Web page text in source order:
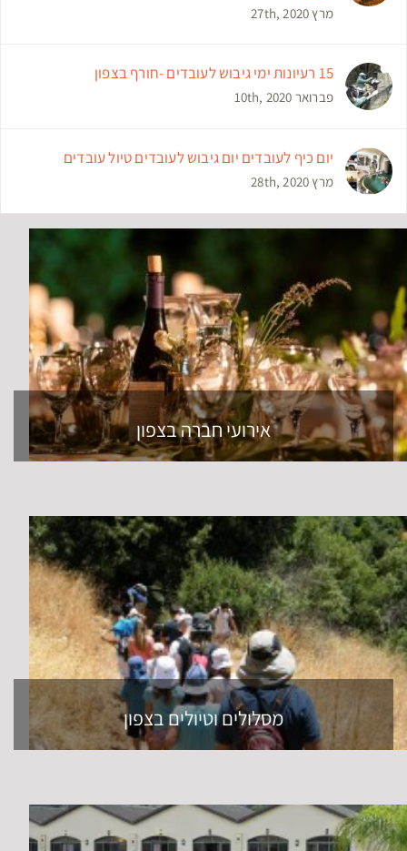
מרץ 27th, 2020
15 רעיונות ימי גיבוש לעובדים -חורף בצפון
פברואר 10th, 2020
יום כיף לעובדים יום גיבוש לעובדים טיול עובדים
מרץ 28th, 2020
אירועי חברה בצפון
מסלולים וטיולים בצפון